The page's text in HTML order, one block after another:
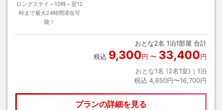
ロングステイ～12時～翌12
時まで最大24時間滞在可
能！
おとな2名 1泊1部屋 合計
税込 9,300円 〜 33,400円
おとな1名 (2名1室)｜ 1泊
税込 4,650円〜16,700円
プランの詳細を見る